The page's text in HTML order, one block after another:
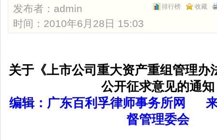
排行榜 收藏
发布者： admin
时间：2010年6月28日 15:03
关于《上市公司重大资产重组管理办
公开征求意见的通知
编辑：广东百利孚律师事务所网
督管理委会